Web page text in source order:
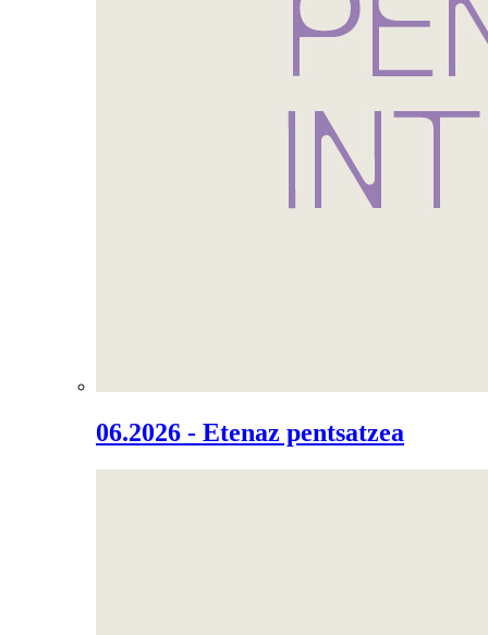
06.2026 - Etenaz pentsatzea